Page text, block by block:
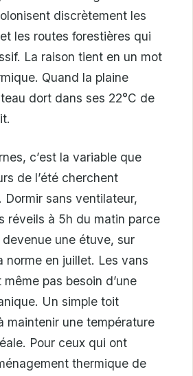
discrètement les
les routes forestières qui
La raison tient en un mot
Quand la plaine
dort dans ses 22°C de
c’est la variable que
de l’été cherchent
Dormir sans ventilateur,
réveils à 5h du matin parce
une étuve, sur
norme en juillet. Les vans
même pas besoin d’une
Un simple toit
maintenir une température
Pour ceux qui ont
thermique de